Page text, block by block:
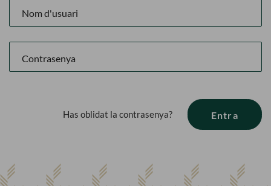
Entra
Has oblidat la contrasenya?